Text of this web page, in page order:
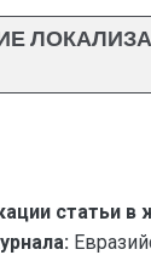
статьи в